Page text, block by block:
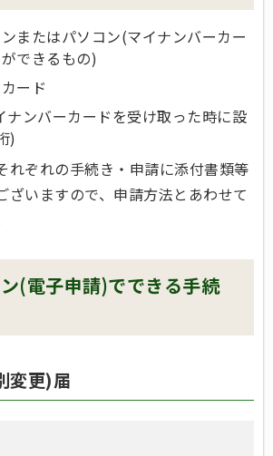
またはパソコン(マイナンバーカー
できるもの)
ード
ナンバーカードを受け取った時に設
)
れぞれの手続き・申請に添付書類等
ざいますので、申請方法とあわせて
(電子申請)でできる手続
変更)届